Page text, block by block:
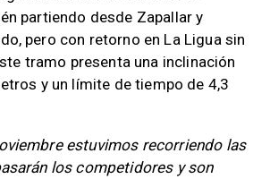
partiendo desde Zapallar y
pero con retorno en La Ligua sin
tramo presenta una inclinación
y un límite de tiempo de 4,3
estuvimos recorriendo las
los competidores y son